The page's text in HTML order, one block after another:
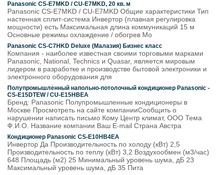
Panasonic CS-E7MKD / CU-E7MKD, 20 кв. м
Panasonic CS-E7MKD / CU-E7MKD Общие характеристики Тип
настенная сплит-система Инвертор (плавная регулировка
мощности) есть Максимальная длина коммуникаций 15 м
Основные режимы охлаждение / обогрев Мо
Panasonic CS-С7HKD Deluxe (Малазия) Бизнес класс
Компания - наиболее известная своими торговыми марками
Panasonic, National, Technics и Quasar, является мировым
лидером в разработке и производстве бытовой электроники и
электронного оборудования для
Полупромышленный напольно-потолочный кондиционер Panasonic -
CS-E15DTEW / CU-E15HBEA
Бренд: Panasonic Полупромышленные кондиционеры в
Москве Просмотреть на сайте компанииСообщить о
нарушении написать письмо Кому Центр климат, ООО Тема
Ф.И.О. Название компании Ваш E-mail Страна Австра
Кондиционер Panasonic CS-E10HB4EA
Инвертор Да Производительность по холоду (кВт) 2,5
Производительность по теплу (кВт) 3,2 Воздухообмен (м3/час)
648 Площадь (м2) 25 Минимальный уровень шума, дБ 23
Максимальный уровень шума, дБ 35 Пита